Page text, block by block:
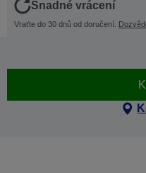
Snadné vrácení
Vraťte do 30 dnů od doručení.